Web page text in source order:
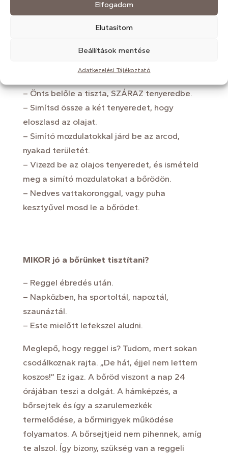
Elfogadom
Elutasítom
Beállítások mentése
Adatkezelési Tájékoztató
– Simító mozdulatokkal járd be az arcod,
puha kesztyűvel mosd le a bőrödet.
– Önts belőle a tiszta, SZÁRAZ tenyeredbe.
– Simítsd össze a két tenyeredet, hogy
eloszlasd az olajat.
– Simító mozdulatokkal járd be az arcod,
nyakad területét.
– Vizezd be az olajos tenyeredet, és ismételd
meg a simító mozdulatokat a bőrödön.
– Nedves vattakoronggal, vagy puha
kesztyűvel mosd le a bőrödet.
MIKOR jó a bőrünket tisztítani?
– Reggel ébredés után.
– Napközben, ha sportoltál, napoztál,
szaunáztál.
– Este mielőtt lefekszel aludni.
Meglepő, hogy reggel is? Tudom, mert sokan
csodálkoznak rajta. „De hát, éjjel nem lettem
koszos!” Ez igaz. A bőröd viszont a nap 24
órájában teszi a dolgát. A hámképzés, a
bőrsejtek és így a szarulemezkék
termelődése, a bőrmirigyek működése
folyamatos. A bőrsejtjeid nem pihennek, amíg
te alszol. Így bizony, szükség van a reggeli